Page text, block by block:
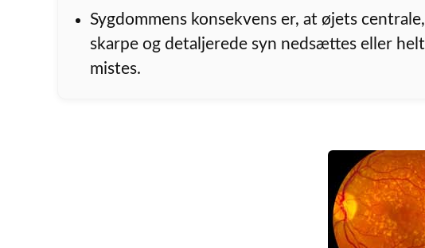
Sygdommens konsekvens er, at øjets centrale,
skarpe og detaljerede syn nedsættes eller helt
mistes.